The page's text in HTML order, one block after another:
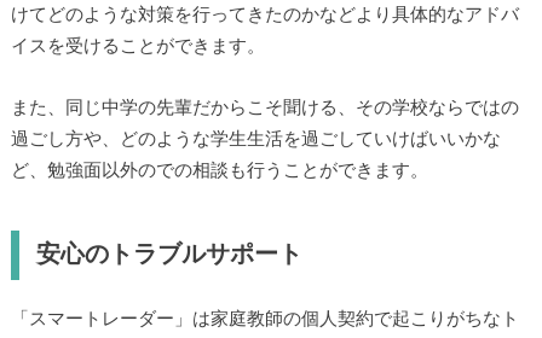
けてどのような対策を行ってきたのかなどより具体的なアドバ
イスを受けることができます。
また、同じ中学の先輩だからこそ聞ける、その学校ならではの
過ごし方や、どのような学生生活を過ごしていけばいいかな
ど、勉強面以外のでの相談も行うことができます。
安心のトラブルサポート
「スマートレーダー」は家庭教師の個人契約で起こりがちなト